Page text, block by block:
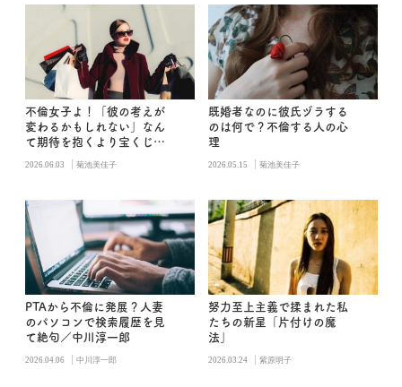
不倫女子よ！「彼の考えが
変わるかもしれない」なん
て期待を抱くより宝くじを
2026.06.03 | 菊池美佳子
既婚者なのに彼氏ヅラする
のは何で？不倫する人の心
理
2026.05.15 | 菊池美佳子
PTAから不倫に発展？人妻
のパソコンで検索履歴を見
て絶句／中川淳一郎
2026.04.06 | 中川淳一郎
努力至上主義で揉まれた私
たちの新星「片付けの魔
法」
2026.03.24 | 紫原明子
# おもしろライフ